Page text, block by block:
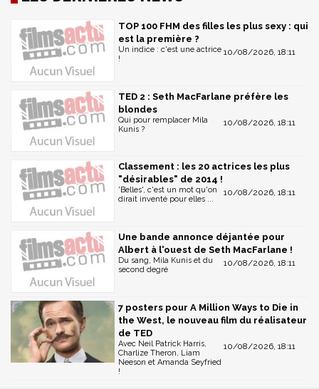
TOP 100 FHM des filles les plus sexy : qui
est la première ?
10/08/2026, 18:11
Un indice : c'est une actrice
!
TED 2 : Seth MacFarlane préfère les
blondes
10/08/2026, 18:11
Qui pour remplacer Mila
Kunis ?
Classement : les 20 actrices les plus
"désirables" de 2014 !
10/08/2026, 18:11
'Belles', c'est un mot qu'on
dirait inventé pour elles ...
Une bande annonce déjantée pour
Albert à l'ouest de Seth MacFarlane !
10/08/2026, 18:11
Du sang, Mila Kunis et du
second degré
7 posters pour A Million Ways to Die in
the West, le nouveau film du réalisateur
de TED
10/08/2026, 18:11
Avec Neil Patrick Harris,
Charlize Theron, Liam
Neeson et Amanda Seyfried
!